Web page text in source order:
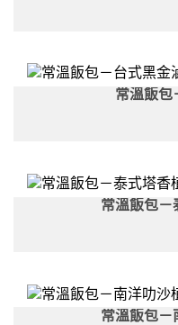
常溫飯包
常溫飯包－
常溫飯包－